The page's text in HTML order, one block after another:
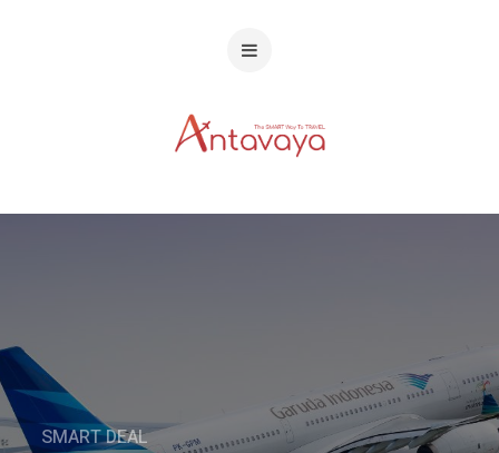
SMART DEAL